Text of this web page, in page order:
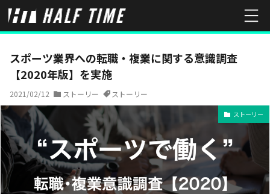
HOME ストーリー スポーツ業界への転職・複業に関する意識調査
スポーツ業界への転職・複業に関する意識調査
【2020年版】を実施
2021/02/12 ストーリー ストーリー
ストーリー